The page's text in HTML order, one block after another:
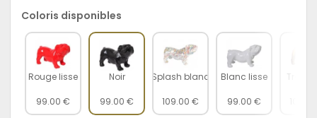
Coloris disponibles
Rouge lisse
99.00 €
Noir
99.00 €
Splash blanc
109.00 €
Blanc lisse
99.00 €
Trash